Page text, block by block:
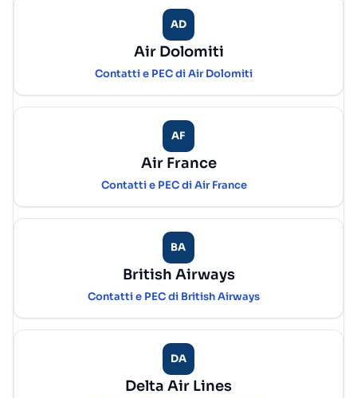
AD
Air Dolomiti
Contatti e PEC di Air Dolomiti
AF
Air France
Contatti e PEC di Air France
BA
British Airways
Contatti e PEC di British Airways
DA
Delta Air Lines